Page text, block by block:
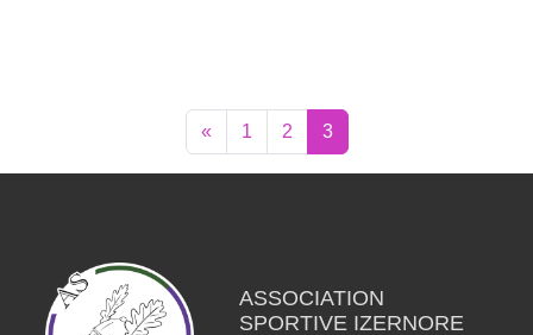
« 1 2 3
ASSOCIATION
SPORTIVE IZERNORE